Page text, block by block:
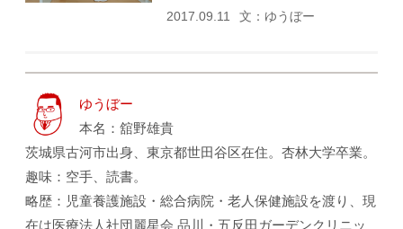
2017.09.11 文：ゆうぼー
ゆうぼー
本名：舘野雄貴
茨城県古河市出身、東京都世田谷区在住。杏林大学卒業。
趣味：空手、読書。
略歴：児童養護施設・総合病院・老人保健施設を渡り、現
在は医療法人社団麗星会 品川・五反田ガーデンクリニッ